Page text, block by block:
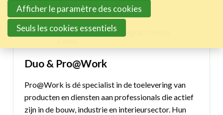
content
DUO - make it fly
13/07/2023 12:07 in
Duo & Pro@Work
Pro@Work is dé specialist in de toelevering van
producten en diensten aan professionals die actief
zijn in de bouw, industrie en interieursector. Hun
Annuaire prestataires
A propos
Become a member
Afficher le paramètre des cookies
Seuls les cookies essentiels